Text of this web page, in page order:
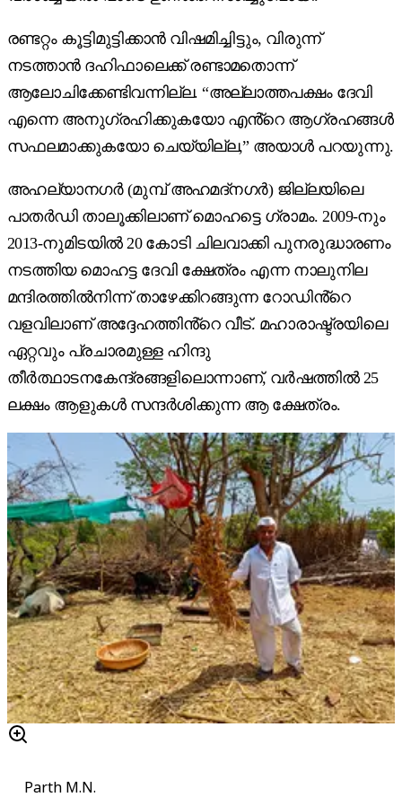
രണ്ടറ്റം കൂട്ടിമുട്ടിക്കാൻ വിഷമിച്ചിട്ടും, വിരുന്ന്
നടത്താൻ ദഹിഫാലെക്ക് രണ്ടാമതൊന്ന്
ആലോചിക്കേണ്ടിവന്നില്ല. “അല്ലാത്തപക്ഷം ദേവി
എന്നെ അനുഗ്രഹിക്കുകയോ എൻ്റെ ആഗ്രഹങ്ങൾ
സഫലമാക്കുകയോ ചെയ്യില്ല,” അയാൾ പറയുന്നു.
അഹല്യാനഗർ (മുമ്പ് അഹമദ്നഗർ) ജില്ലയിലെ
പാതർഡി താലൂക്കിലാണ് മൊഹട്ടെ ഗ്രാമം. 2009-നും
2013-നുമിടയിൽ 20 കോടി ചിലവാക്കി പുനരുദ്ധാരണം
നടത്തിയ മൊഹട്ട ദേവി ക്ഷേത്രം എന്ന നാലുനില
മന്ദിരത്തിൽനിന്ന് താഴേക്കിറങ്ങുന്ന റോഡിൻ്റെ
വളവിലാണ് അദ്ദേഹത്തിൻ്റെ വീട്. മഹാരാഷ്ട്രയിലെ
ഏറ്റവും പ്രചാരമുള്ള ഹിന്ദു
തീർത്ഥാടനകേന്ദ്രങ്ങളിലൊന്നാണ്, വർഷത്തിൽ 25
ലക്ഷം ആളുകൾ സന്ദർശിക്കുന്ന ആ ക്ഷേത്രം.
Parth M.N.